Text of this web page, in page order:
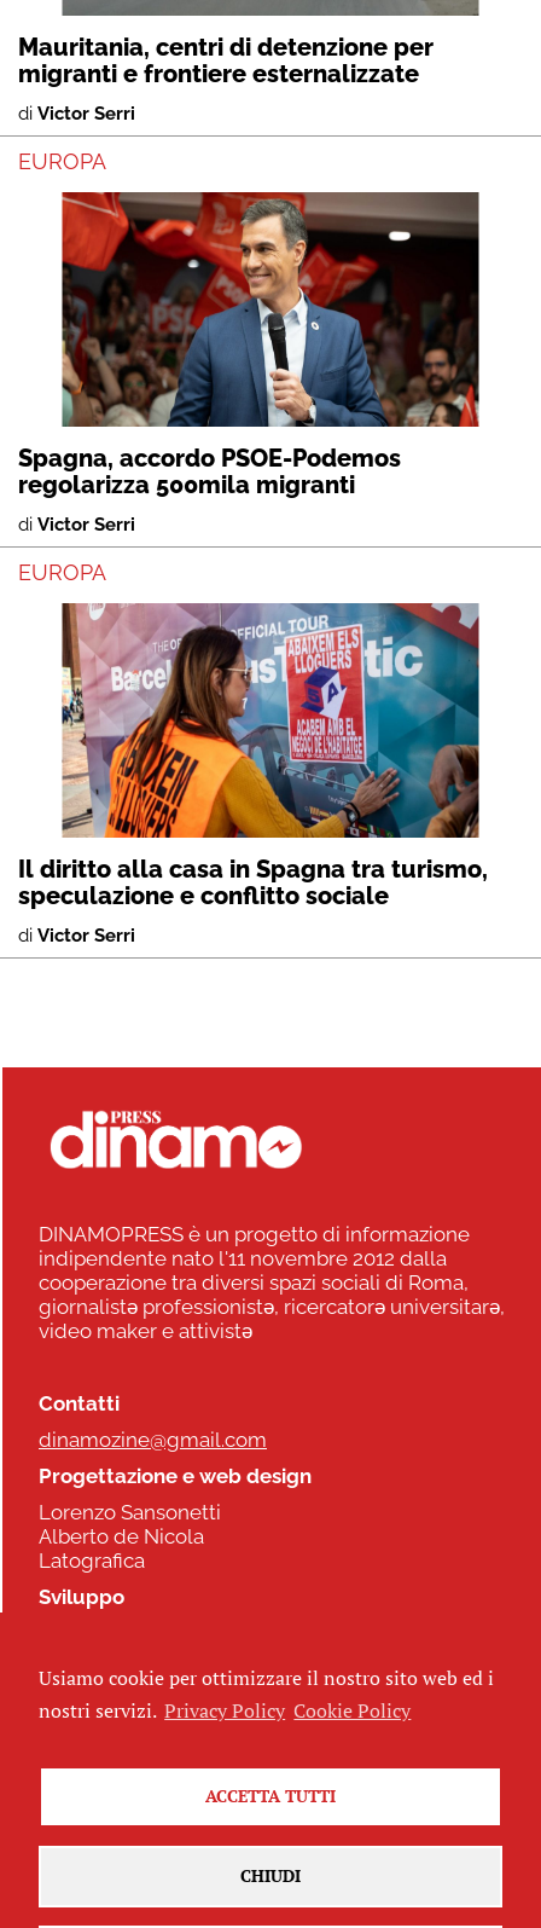
Mauritania, centri di detenzione per
migranti e frontiere esternalizzate
di Victor Serri
EUROPA
Spagna, accordo PSOE-Podemos
regolarizza 500mila migranti
di Victor Serri
EUROPA
Il diritto alla casa in Spagna tra turismo,
speculazione e conflitto sociale
di Victor Serri
DINAMOPRESS è un progetto di informazione
indipendente nato l'11 novembre 2012 dalla
cooperazione tra diversi spazi sociali di Roma,
giornalistə professionistə, ricercatorə universitarə,
video maker e attivistə
Contatti
dinamozine@gmail.com
Progettazione e web design
Lorenzo Sansonetti
Alberto de Nicola
Latografica
Sviluppo
Seguici
Iscriviti alla newsletter
Usiamo cookie per ottimizzare il nostro sito web ed i
nostri servizi. Privacy Policy Cookie Policy
ACCETTA TUTTI
CHIUDI